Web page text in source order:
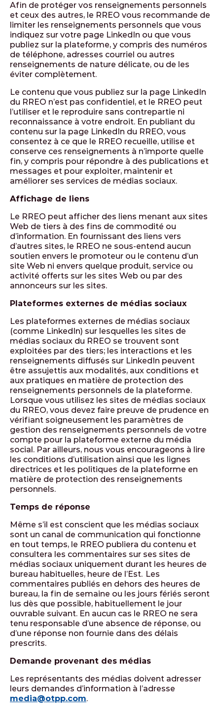
Afin de protéger vos renseignements personnels
et ceux des autres, le RREO vous recommande de
limiter les renseignements personnels que vous
indiquez sur votre page LinkedIn ou que vous
publiez sur la plateforme, y compris des numéros
de téléphone, adresses courriel ou autres
renseignements de nature délicate, ou de les
éviter complètement.
Le contenu que vous publiez sur la page LinkedIn
du RREO n’est pas confidentiel, et le RREO peut
l’utiliser et le reproduire sans contrepartie ni
reconnaissance à votre endroit. En publiant du
contenu sur la page LinkedIn du RREO, vous
consentez à ce que le RREO recueille, utilise et
conserve ces renseignements à n’importe quelle
fin, y compris pour répondre à des publications et
messages et pour exploiter, maintenir et
améliorer ses services de médias sociaux.
Affichage de liens
Le RREO peut afficher des liens menant aux sites
Web de tiers à des fins de commodité ou
d’information. En fournissant des liens vers
d’autres sites, le RREO ne sous-entend aucun
soutien envers le promoteur ou le contenu d’un
site Web ni envers quelque produit, service ou
activité offerts sur les sites Web ou par des
annonceurs sur les sites.
Plateformes externes de médias sociaux
Les plateformes externes de médias sociaux
(comme LinkedIn) sur lesquelles les sites de
médias sociaux du RREO se trouvent sont
exploitées par des tiers; les interactions et les
renseignements diffusés sur LinkedIn peuvent
être assujettis aux modalités, aux conditions et
aux pratiques en matière de protection des
renseignements personnels de la plateforme.
Lorsque vous utilisez les sites de médias sociaux
du RREO, vous devez faire preuve de prudence en
vérifiant soigneusement les paramètres de
gestion des renseignements personnels de votre
compte pour la plateforme externe du média
social. Par ailleurs, nous vous encourageons à lire
les conditions d’utilisation ainsi que les lignes
directrices et les politiques de la plateforme en
matière de protection des renseignements
personnels.
Temps de réponse
Même s’il est conscient que les médias sociaux
sont un canal de communication qui fonctionne
en tout temps, le RREO publiera du contenu et
consultera les commentaires sur ses sites de
médias sociaux uniquement durant les heures de
bureau habituelles, heure de l’Est. Les
commentaires publiés en dehors des heures de
bureau, la fin de semaine ou les jours fériés seront
lus dès que possible, habituellement le jour
ouvrable suivant. En aucun cas le RREO ne sera
tenu responsable d’une absence de réponse, ou
d’une réponse non fournie dans des délais
prescrits.
Demande provenant des médias
Les représentants des médias doivent adresser
leurs demandes d’information à l’adresse
media@otpp.com.